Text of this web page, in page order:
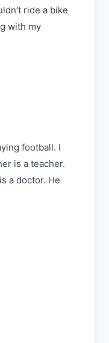
ride a bike
with my
football. I
is a teacher.
a doctor. He